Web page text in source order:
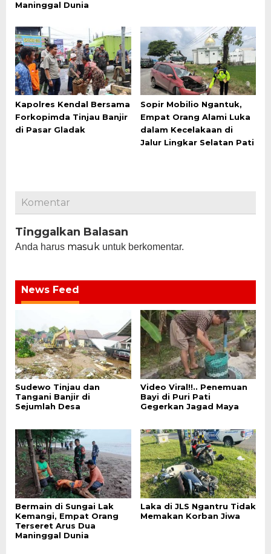
Maninggal Dunia
Kapolres Kendal Bersama
Forkopimda Tinjau Banjir
di Pasar Gladak
Sopir Mobilio Ngantuk,
Empat Orang Alami Luka
dalam Kecelakaan di
Jalur Lingkar Selatan Pati
Komentar
Tinggalkan Balasan
Anda harus masuk untuk berkomentar.
News Feed
Sudewo Tinjau dan
Tangani Banjir di
Sejumlah Desa
Video Viral!!.. Penemuan
Bayi di Puri Pati
Gegerkan Jagad Maya
Bermain di Sungai Lak
Kemangi, Empat Orang
Terseret Arus Dua
Maninggal Dunia
Laka di JLS Ngantru Tidak
Memakan Korban Jiwa